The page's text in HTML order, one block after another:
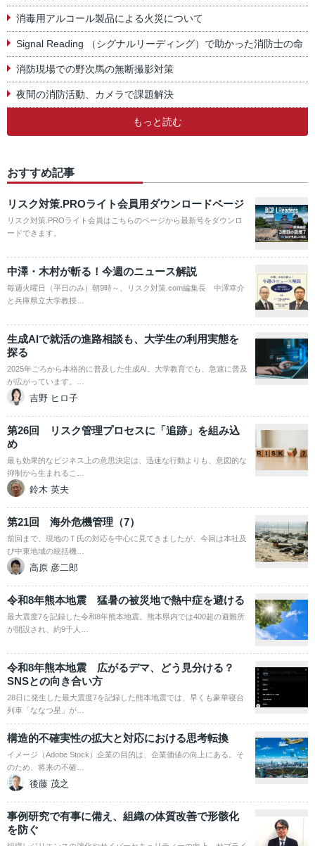
消毒用アルコール製品による火災について
Signal Reading （シグナルリーディング）で助かった消防士の命
消防現場での野次馬の無断撮影対策
夜間の消防活動、カメラで課題解決
もっと読む
おすすめ記事
リスク対策.PROライト会員用ダウンロードページ
リスク対策.PROライト会員はこちらのページから最新号をダウンロ
ードできます。
中澤・木村が斬る！今週のニュース解説
毎週火曜日（平日のみ）朝9時～、リスク対策.com編集長 中澤幸介
と兵庫県立大学教授…
生成AIで就活の進路相談も、大学生の利用実態を
探る
2025年ごろから本格的に普及した生成AI。大学教育でも、急速に普及
が広がっています。…
吉野 ヒロ子
第26回 リスク管理プロセスに「追跡」を組み込
め
最も効果的なビジネス上の意思決定は、迅速な行動よりも、意図的な
抑制から生まれるこ…
鈴木 英夫
第21回 海外危機管理（7）
前回まで、現地のＴ氏の対応を中心に見てきましたが、今回は本社及
び中東地域の統括機…
高原 彦二郎
令和8年熊本地震 猛暑の被災地で熱中症を避ける
最大震度7を記録した令和8年熊本地震。熊本県内では400超の避難所
が開設され、約9千人…
令和8年熊本地震 広がるデマ、どう見分ける？
SNSとの向き合い方
28日に発生した最大震度7を記録した熊本地震では、早くも豪華寝台
列車「ななつ星」が…
構造的不確実性の拡大と対応における思考転換
イメージ（Adobe Stock）企業の目的は、企業価値の向上にある。そ
のため、将来の不確…
後藤 茂之
事例研究で有事に備え、組織の体質改善で形骸化
を防ぐ